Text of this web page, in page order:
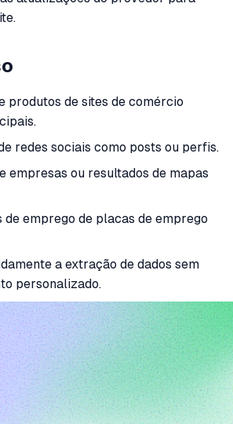
produtos de sites de comércio
redes sociais como posts ou perfis.
empresas ou resultados de mapas
emprego de placas de emprego
a extração de dados sem
personalizado.